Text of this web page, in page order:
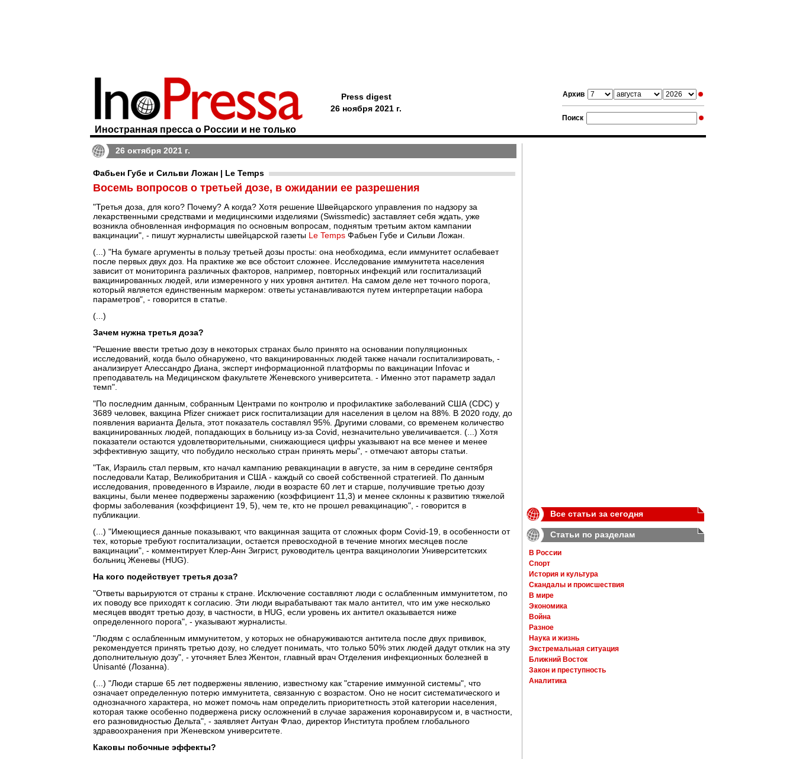
Архив
Поиск
Иностранная пресса о России и не только
Press digest
26 ноября 2021 г.
26 октября 2021 г.
Фабьен Губе и Сильви Ложан | Le Temps
Восемь вопросов о третьей дозе, в ожидании ее разрешения
"Третья доза, для кого? Почему? А когда? Хотя решение Швейцарского управления по надзору за
лекарственными средствами и медицинскими изделиями (Swissmedic) заставляет себя ждать, уже
возникла обновленная информация по основным вопросам, поднятым третьим актом кампании
вакцинации", - пишут журналисты швейцарской газеты Le Temps Фабьен Губе и Сильви Ложан.
(...) "На бумаге аргументы в пользу третьей дозы просты: она необходима, если иммунитет ослабевает
после первых двух доз. На практике же все обстоит сложнее. Исследование иммунитета населения
зависит от мониторинга различных факторов, например, повторных инфекций или госпитализаций
вакцинированных людей, или измеренного у них уровня антител. На самом деле нет точного порога,
который является единственным маркером: ответы устанавливаются путем интерпретации набора
параметров", - говорится в статье.
(...)
Зачем нужна третья доза?
"Решение ввести третью дозу в некоторых странах было принято на основании популяционных
исследований, когда было обнаружено, что вакцинированных людей также начали госпитализировать, -
анализирует Алессандро Диана, эксперт информационной платформы по вакцинации Infovac и
преподаватель на Медицинском факультете Женевского университета. - Именно этот параметр задал
темп".
"По последним данным, собранным Центрами по контролю и профилактике заболеваний США (CDC) у
3689 человек, вакцина Pfizer снижает риск госпитализации для населения в целом на 88%. В 2020 году, до
появления варианта Дельта, этот показатель составлял 95%. Другими словами, со временем количество
вакцинированных людей, попадающих в больницу из-за Сovid, незначительно увеличивается. (...) Хотя
показатели остаются удовлетворительными, снижающиеся цифры указывают на все менее и менее
эффективную защиту, что побудило несколько стран принять меры", - отмечают авторы статьи.
"Так, Израиль стал первым, кто начал кампанию ревакцинации в августе, за ним в середине сентября
последовали Катар, Великобритания и США - каждый со своей собственной стратегией. По данным
исследования, проведенного в Израиле, люди в возрасте 60 лет и старше, получившие третью дозу
вакцины, были менее подвержены заражению (коэффициент 11,3) и менее склонны к развитию тяжелой
формы заболевания (коэффициент 19, 5), чем те, кто не прошел ревакцинацию", - говорится в
публикации.
(...) "Имеющиеся данные показывают, что вакцинная защита от сложных форм Covid-19, в особенности от
тех, которые требуют госпитализации, остается превосходной в течение многих месяцев после
вакцинации", - комментирует Клер-Анн Зигрист, руководитель центра вакцинологии Университетских
больниц Женевы (HUG).
На кого подействует третья доза?
"Ответы варьируются от страны к стране. Исключение составляют люди с ослабленным иммунитетом, по
их поводу все приходят к согласию. Эти люди вырабатывают так мало антител, что им уже несколько
месяцев вводят третью дозу, в частности, в HUG, если уровень их антител оказывается ниже
определенного порога", - указывают журналисты.
"Людям с ослабленным иммунитетом, у которых не обнаруживаются антитела после двух прививок,
рекомендуется принять третью дозу, но следует понимать, что только 50% этих людей дадут отклик на эту
дополнительную дозу", - уточняет Блез Жентон, главный врач Отделения инфекционных болезней в
Unisanté (Лозанна).
(...) "Люди старше 65 лет подвержены явлению, известному как "старение иммунной системы", что
означает определенную потерю иммунитета, связанную с возрастом. Оно не носит систематического и
однозначного характера, но может помочь нам определить приоритетность этой категории населения,
которая также особенно подвержена риску осложнений в случае заражения коронавирусом и, в частности,
его разновидностью Дельта", - заявляет Антуан Флао, директор Института проблем глобального
здравоохранения при Женевском университете.
Каковы побочные эффекты?
Все статьи за сегодня
Статьи по разделам
В России
Спорт
История и культура
Скандалы и происшествия
В мире
Экономика
Война
Разное
Наука и жизнь
Экстремальная ситуация
Ближний Восток
Закон и преступность
Аналитика